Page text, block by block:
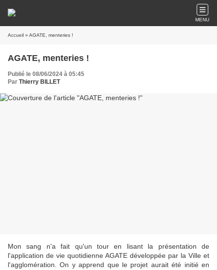
MENU
Accueil » AGATE, menteries !
AGATE, menteries !
Publié le 08/06/2024 à 05:45
Par Thierry BILLET
Mon sang n'a fait qu'un tour en lisant la présentation de
l'application de vie quotidienne AGATE développée par la Ville et
l'agglomération. On y apprend que le projet aurait été initié en